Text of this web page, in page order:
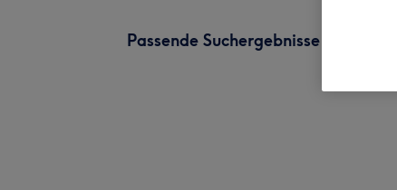
Passende Suchergebnisse